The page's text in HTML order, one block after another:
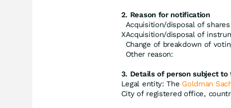
2. Reason for notification
Acquisition/disposal of
XAcquisition/disposal of
Change of breakdown of
Other reason:
3. Details of person subject
Legal entity: The Goldman
City of registered office,